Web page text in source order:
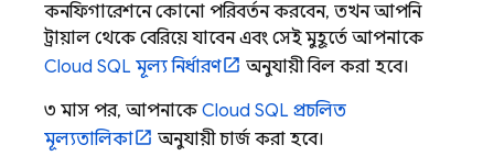
কনফিগারেশনে কোনো পরিবর্তন করবেন, তখন আপনি
ট্রায়াল থেকে বেরিয়ে যাবেন এবং সেই মুহূর্তে আপনাকে
Cloud SQL মূল্য নির্ধারণ
অনুযায়ী বিল করা হবে।
৩ মাস পর, আপনাকেCloud SQL প্রচলিত
মূল্যতালিকা
অনুযায়ী চার্জ করা হবে।